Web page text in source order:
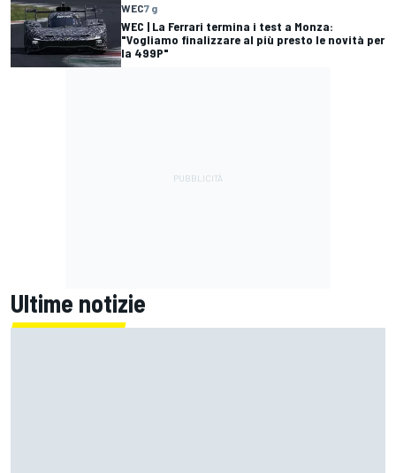
WEC7 g
WEC | La Ferrari termina i test a Monza:
"Vogliamo finalizzare al più presto le novità per
la 499P"
Ultime notizie